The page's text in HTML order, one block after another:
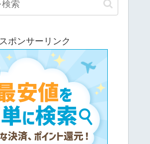
スポンサーリンク